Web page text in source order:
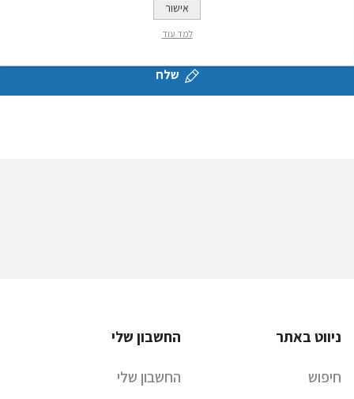
שלח
ניווט באתר
חיפוש
החשבון שלי
החשבון שלי
אישור
למד עוד